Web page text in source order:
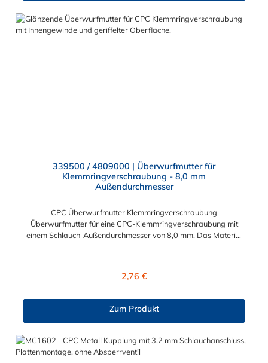
339500 / 4809000 | Überwurfmutter für
Klemmringverschraubung - 8,0 mm
Außendurchmesser
CPC Überwurfmutter Klemmringverschraubung
Überwurfmutter für eine CPC-Klemmringverschraubung mit
einem Schlauch-Außendurchmesser von 8,0 mm. Das Material
Regulärer Preis:
2,76 €
Zum Produkt